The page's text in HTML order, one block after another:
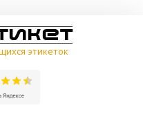
этикеток